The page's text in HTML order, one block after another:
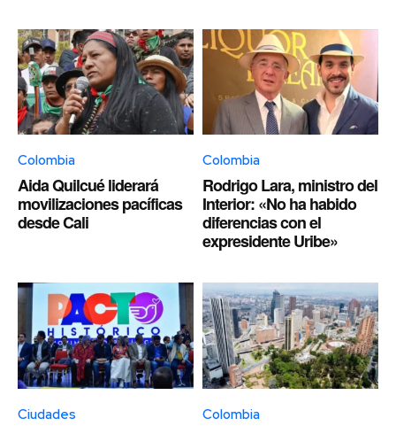
Colombia
Aida Quilcué liderará
movilizaciones pacíficas
desde Cali
Colombia
Rodrigo Lara, ministro del
Interior: «No ha habido
diferencias con el
expresidente Uribe»
Ciudades Colombia